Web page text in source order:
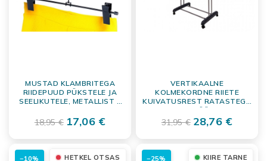
MUSTAD KLAMBRITEGA
RIIDEPUUD PÜKSTELE JA
SEELIKUTELE, METALLIST 3
18,95 € 17,06 €
VERTIKAALNE
KOLMEKORDNE RIIETE
KUIVATUSREST RATASTEGA
– RUUMISÄÄSTLIK
PESUKUIVATI
31,95 € 28,76 €
HETKEL OTSAS
−10% KIIRE TARNE
−25%